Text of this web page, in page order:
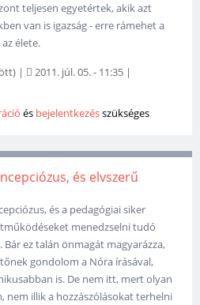
teljesen egyetértek, akik azt
van is igazság - erre rámehet a
élete.
| 2011. júl. 05. - 11:35 |
és bejelentkezésszükséges
és elvszerű
és a pedagógiai siker
menedzselni tudó
ez talán önmagát magyarázza,
gondolom a Nóra írásával,
is. De nem itt, mert olyan
nem illik a hozzászólásokat terhelni